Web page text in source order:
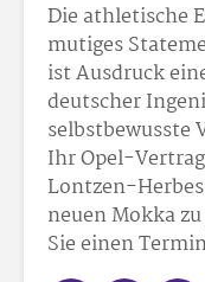
Die athletische
mutiges
ist Ausdruck
deutscher
selbstbewusste
Ihr Opel-
Lontzen-
neuen Mokka
Sie einen